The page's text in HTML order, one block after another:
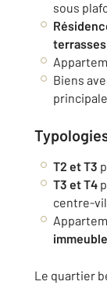
sous
Biens
principale
T2 et T3
T3 et T4
centre-
Le quartier